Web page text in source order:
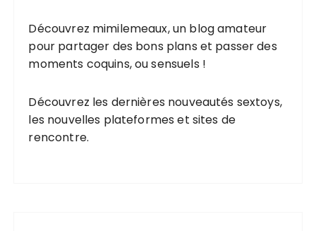
Découvrez mimilemeaux, un blog amateur
pour partager des bons plans et passer des
moments coquins, ou sensuels !
Découvrez les dernières nouveautés sextoys,
les nouvelles plateformes et sites de
rencontre.